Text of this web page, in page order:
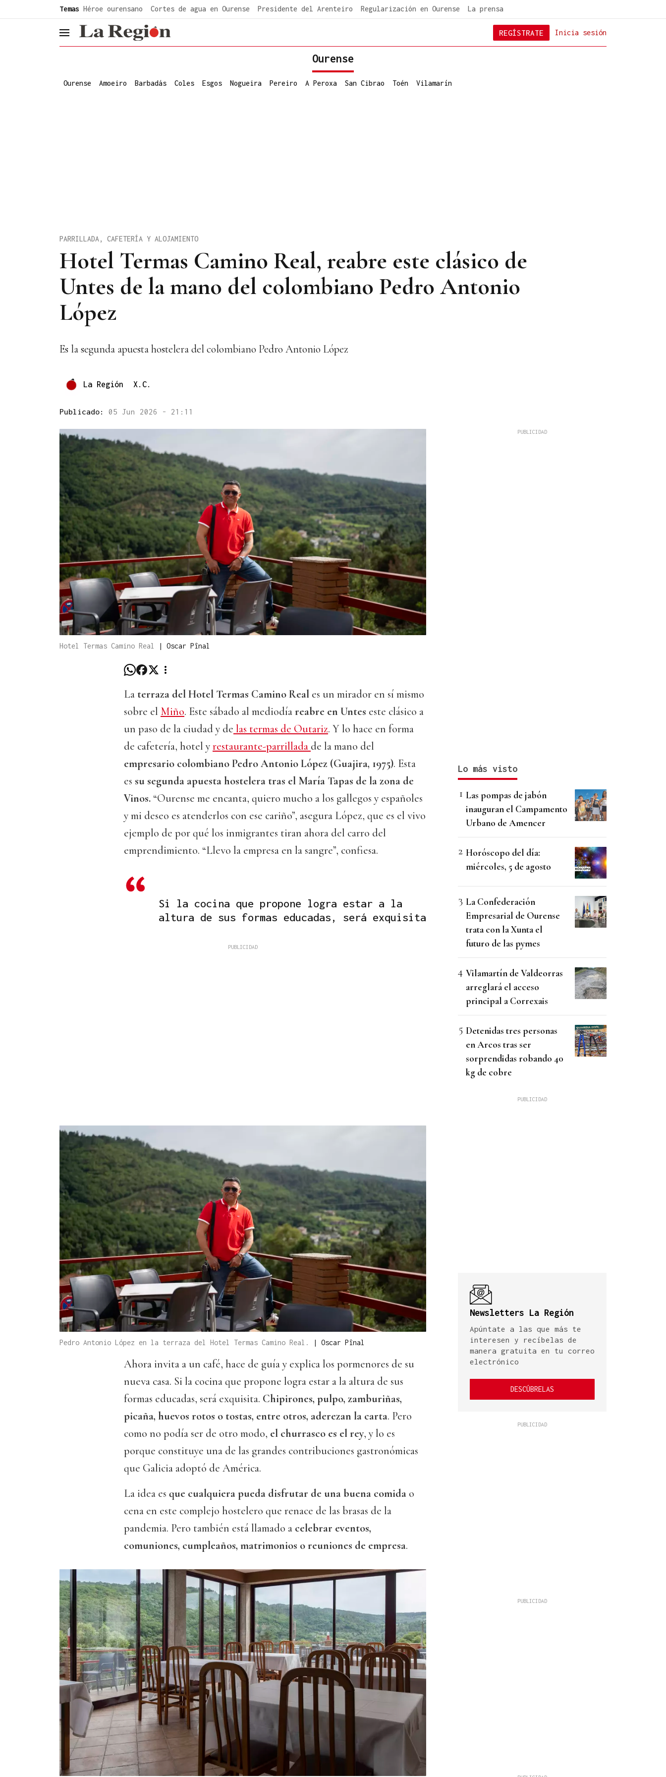
Temas Héroe ourensano Cortes de agua en Ourense Presidente del Arenteiro Regularización en Ourense La prensa
header.menu.open Inicia sesión
REGÍSTRATE
Ourense
Ourense Amoeiro Barbadás Coles Esgos Nogueira Pereiro A Peroxa San Cibrao Toén Vilamarín
Hotel Termas Camino Real, reabre este clásico de
Untes de la mano del colombiano Pedro Antonio
López
PARRILLADA, CAFETERÍA Y ALOJAMIENTO
Es la segunda apuesta hostelera del colombiano Pedro Antonio López
La Región X.C.
Publicado: 05 Jun 2026 - 21:11
Hotel Termas Camino Real | Oscar Pînal
La terraza del Hotel Termas Camino Real es un mirador en sí mismo
sobre el Miño. Este sábado al mediodíareabre en Untes este clásico a
un paso de la ciudad y de las termas de Outariz. Y lo hace en forma
de cafetería, hotel yrestaurante-parrillada de la mano del
empresario colombiano Pedro Antonio López (Guajira, 1975). Esta
es su segunda apuesta hostelera tras el María Tapas de la zona de
Vinos. “Ourense me encanta, quiero mucho a los gallegos y españoles
y mi deseo es atenderlos con ese cariño”, asegura López, que es el vivo
ejemplo de por qué los inmigrantes tiran ahora del carro del
emprendimiento. “Llevo la empresa en la sangre”, confiesa.
Si la cocina que propone logra estar a la
altura de sus formas educadas, será exquisita
Pedro Antonio López en la terraza del Hotel Termas Camino Real. | Oscar Pînal
Ahora invita a un café, hace de guía y explica los pormenores de su
nueva casa. Si la cocina que propone logra estar a la altura de sus
formas educadas, será exquisita. Chipirones, pulpo, zamburiñas,
picaña, huevos rotos o tostas, entre otros, aderezan la carta. Pero
como no podía ser de otro modo, el churrasco es el rey, y lo es
porque constituye una de las grandes contribuciones gastronómicas
que Galicia adoptó de América.
La idea es que cualquiera pueda disfrutar de una buena comida o
cena en este complejo hostelero que renace de las brasas de la
pandemia. Pero también está llamado a celebrar eventos,
comuniones, cumpleaños, matrimonios o reuniones de empresa.
Lo más visto
Las pompas de jabón
inauguran el Campamento
Urbano de Amencer
Horóscopo del día:
miércoles, 5 de agosto
La Confederación
Empresarial de Ourense
trata con la Xunta el
futuro de las pymes
Vilamartín de Valdeorras
arreglará el acceso
principal a Correxais
Detenidas tres personas
en Arcos tras ser
sorprendidas robando 40
kg de cobre
Newsletters La Región
Apúntate a las que más te
interesen y recíbelas de
manera gratuita en tu correo
electrónico
DESCÚBRELAS